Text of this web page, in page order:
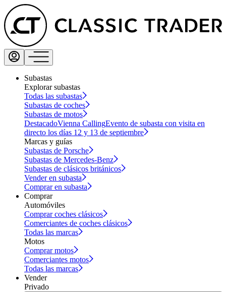
Subastas
Explorar subastas
Todas las subastas
Subastas de coches
Subastas de motos
DestacadoVienna CallingEvento de subasta con visita en
directo los días 12 y 13 de septiembre
Marcas y guías
Subastas de Porsche
Subastas de Mercedes-Benz
Subastas de clásicos británicos
Vender en subasta
Comprar en subasta
Comprar
Automóviles
Comprar coches clásicos
Comerciantes de coches clásicos
Todas las marcas
Motos
Comprar motos
Comerciantes motos
Todas las marcas
Vender
Privado